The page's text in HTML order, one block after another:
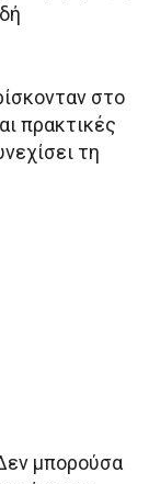
στο
πρακτικές
τη
μπορούσα